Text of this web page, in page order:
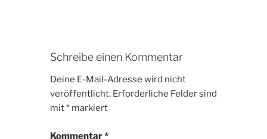
Schreibe einen Kommentar
Deine E-Mail-Adresse wird nicht
veröffentlicht. Erforderliche Felder sind
mit* markiert
Kommentar*